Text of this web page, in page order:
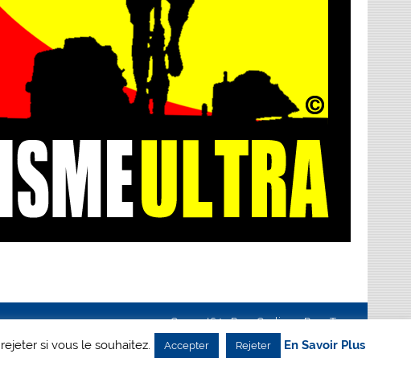
Creanet64- Pour Cyclisme Pour Tous
si vous le souhaitez. Accepter Rejeter En Savoir Plus